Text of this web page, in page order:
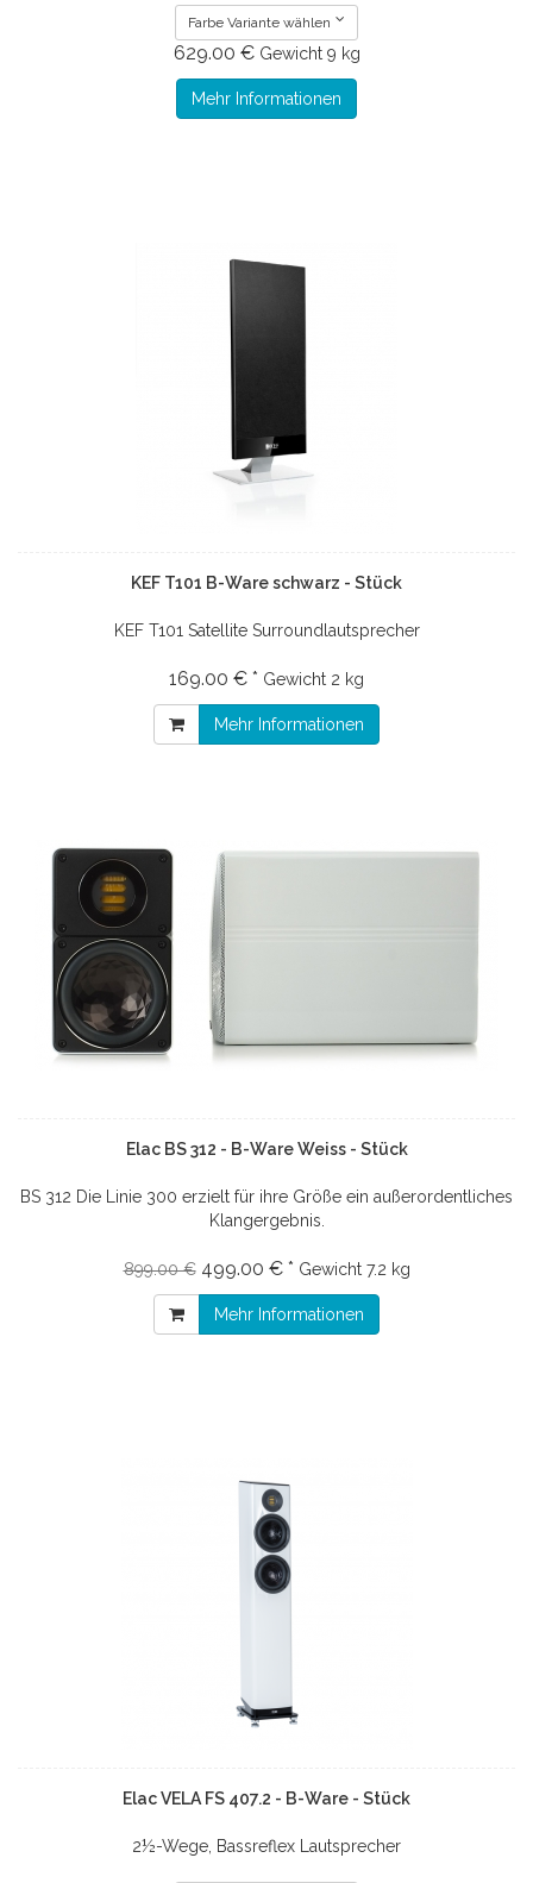
Farbe Variante wählen
629.00 € Gewicht 9 kg
Mehr Informationen
KEF T101 B-Ware schwarz - Stück
KEF T101 Satellite Surroundlautsprecher
169.00 € * Gewicht 2 kg
Mehr Informationen
Elac BS 312 - B-Ware Weiss - Stück
BS 312 Die Linie 300 erzielt für ihre Größe ein außerordentliches
Klangergebnis.
899.00 € 499.00 € * Gewicht 7.2 kg
Mehr Informationen
Elac VELA FS 407.2 - B-Ware - Stück
2½-Wege, Bassreflex Lautsprecher